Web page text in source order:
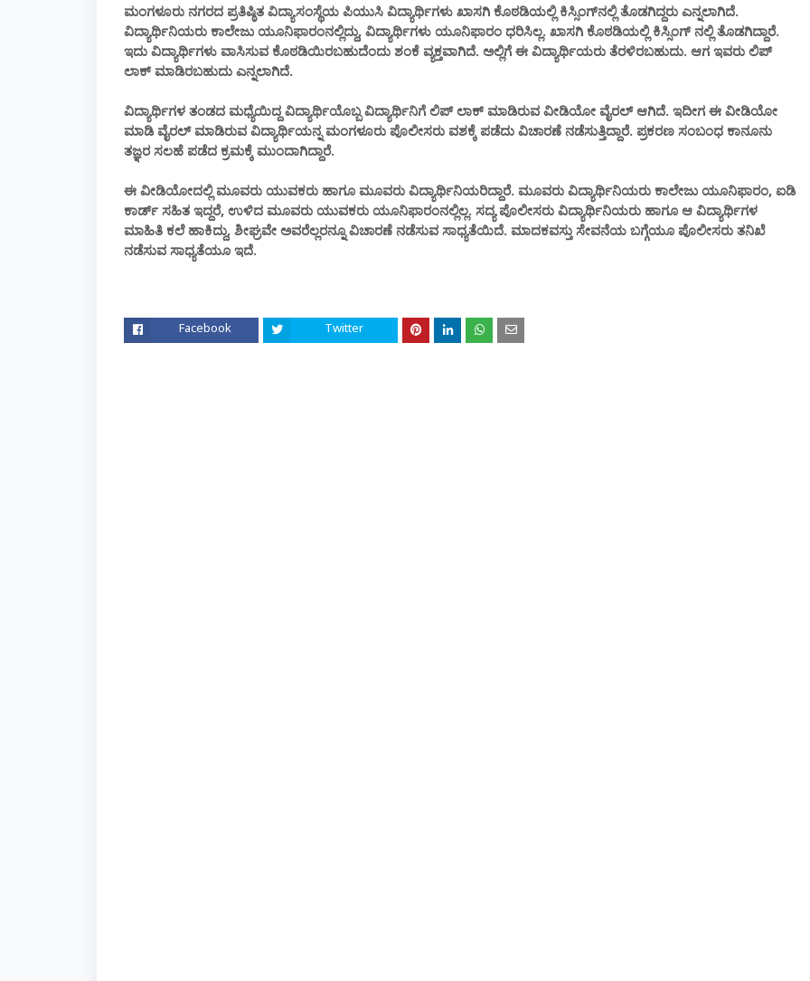
ಮಂಗಳೂರು ನಗರದ ಪ್ರತಿಷ್ಠಿತ ವಿದ್ಯಾಸಂಸ್ಥೆಯ ಪಿಯುಸಿ ವಿದ್ಯಾರ್ಥಿಗಳು ಖಾಸಗಿ ಕೊಠಡಿಯಲ್ಲಿ ಕಿಸ್ಸಿಂಗ್‌ನಲ್ಲಿ ತೊಡಗಿದ್ದರು ಎನ್ನಲಾಗಿದೆ.
ವಿದ್ಯಾರ್ಥಿನಿಯರು ಕಾಲೇಜು ಯೂನಿಫಾರಂನಲ್ಲಿದ್ದು, ವಿದ್ಯಾರ್ಥಿಗಳು ಯೂನಿಫಾರಂ‌ ಧರಿಸಿಲ್ಲ. ಖಾಸಗಿ ಕೊಠಡಿಯಲ್ಲಿ ಕಿಸ್ಸಿಂಗ್ ನಲ್ಲಿ ತೊಡಗಿದ್ದಾರೆ.
ಇದು ವಿದ್ಯಾರ್ಥಿಗಳು ವಾಸಿಸುವ ಕೊಠಡಿಯಿರಬಹುದೆಂದು ಶಂಕೆ ವ್ಯಕ್ತವಾಗಿದೆ. ಅಲ್ಲಿಗೆ ಈ ವಿದ್ಯಾರ್ಥಿಯರು ತೆರಳಿರಬಹುದು. ಆಗ ಇವರು ಲಿಪ್
ಲಾಕ್ ಮಾಡಿರಬಹುದು ಎನ್ನಲಾಗಿದೆ.
ವಿದ್ಯಾರ್ಥಿಗಳ ತಂಡದ ಮಧ್ಯೆಯಿದ್ದ ವಿದ್ಯಾರ್ಥಿಯೊಬ್ಬ ವಿದ್ಯಾರ್ಥಿನಿಗೆ ಲಿಪ್ ಲಾಕ್ ಮಾಡಿರುವ ವೀಡಿಯೋ ವೈರಲ್ ಆಗಿದೆ. ಇದೀಗ ಈ ವೀಡಿಯೋ
ಮಾಡಿ ವೈರಲ್ ಮಾಡಿರುವ ವಿದ್ಯಾರ್ಥಿಯನ್ನ ಮಂಗಳೂರು ಪೊಲೀಸರು ವಶಕ್ಕೆ ಪಡೆದು ವಿಚಾರಣೆ ನಡೆಸುತ್ತಿದ್ದಾರೆ. ಪ್ರಕರಣ ಸಂಬಂಧ ಕಾನೂನು
ತಜ್ಞರ ಸಲಹೆ ಪಡೆದ ಕ್ರಮಕ್ಕೆ ‌ಮುಂದಾಗಿದ್ದಾರೆ.
ಈ ವೀಡಿಯೋದಲ್ಲಿ ಮೂವರು ಯುವಕರು ಹಾಗೂ ಮೂವರು ವಿದ್ಯಾರ್ಥಿನಿಯರಿದ್ದಾರೆ. ಮೂವರು ವಿದ್ಯಾರ್ಥಿನಿಯರು ಕಾಲೇಜು ಯೂನಿಫಾರಂ, ಐಡಿ
ಕಾರ್ಡ್ ಸಹಿತ ಇದ್ದರೆ, ಉಳಿದ ಮೂವರು ಯುವಕರು ಯೂನಿಫಾರಂನಲ್ಲಿಲ್ಲ. ಸದ್ಯ ಪೊಲೀಸರು ವಿದ್ಯಾರ್ಥಿನಿಯರು ‌ಹಾಗೂ ಆ ವಿದ್ಯಾರ್ಥಿಗಳ
ಮಾಹಿತಿ ಕಲೆ ಹಾಕಿದ್ದು, ಶೀಘ್ರವೇ ಅವರೆಲ್ಲರನ್ನೂ ವಿಚಾರಣೆ ನಡೆಸುವ ಸಾಧ್ಯತೆಯಿದೆ. ಮಾದಕವಸ್ತು ಸೇವನೆಯ ಬಗ್ಗೆಯೂ ಪೊಲೀಸರು ತನಿಖೆ
ನಡೆಸುವ ಸಾಧ್ಯತೆಯೂ ಇದೆ.
Facebook Twitter